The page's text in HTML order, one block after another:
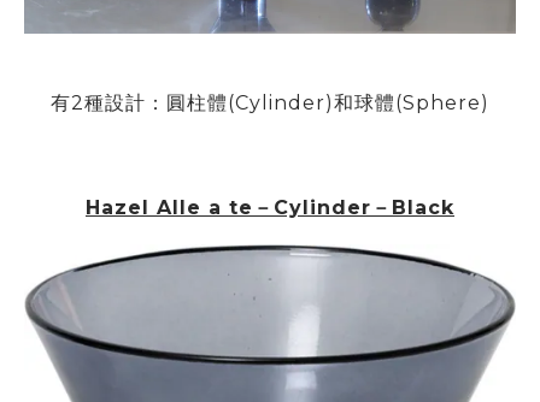
有2種設計 ： 圓柱體(Cylinder)和球體(Sphere)
Hazel Alle a te－ Cylinder－Black